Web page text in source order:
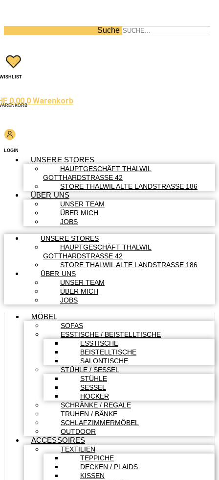
Suche
WISHLIST
0.00 0 Warenkorb
LOGIN
UNSERE STORES
HAUPTGESCHÄFT THALWIL
GOTTHARDSTRASSE 42
STORE THALWIL ALTE LANDSTRASSE 186
ÜBER UNS
UNSER TEAM
ÜBER MICH
JOBS
UNSERE STORES
HAUPTGESCHÄFT THALWIL
GOTTHARDSTRASSE 42
STORE THALWIL ALTE LANDSTRASSE 186
ÜBER UNS
UNSER TEAM
ÜBER MICH
JOBS
MÖBEL
SOFAS
ESSTISCHE / BEISTELLTISCHE
ESSTISCHE
BEISTELLTISCHE
SALONTISCHE
STÜHLE / SESSEL
STÜHLE
SESSEL
HOCKER
SCHRÄNKE / REGALE
TRUHEN / BÄNKE
SCHLAFZIMMERMÖBEL
OUTDOOR
ACCESSOIRES
TEXTILIEN
TEPPICHE
DECKEN / PLAIDS
KISSEN